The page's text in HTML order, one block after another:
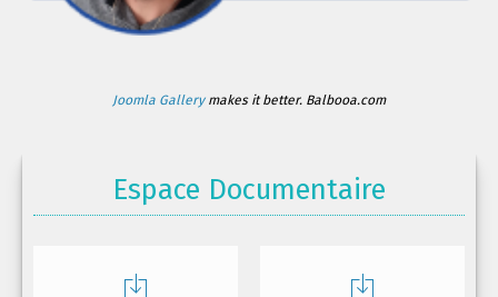
Joomla Gallerymakes it better. Balbooa.com
Espace Documentaire